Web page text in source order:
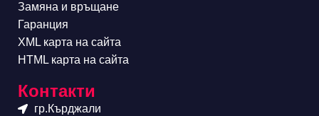
Замяна и връщане
Гаранция
XML карта на сайта
HTML карта на сайта
Контакти
гр.Кърджали